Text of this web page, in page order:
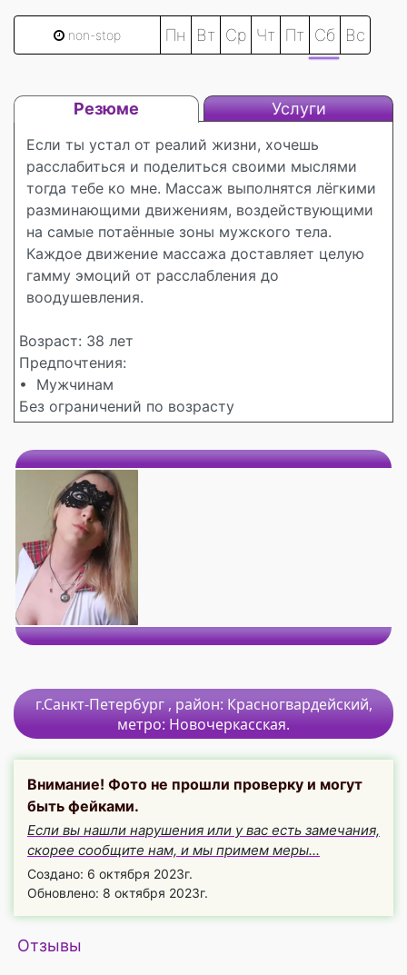
non-stop Пн Вт Ср Чт Пт Сб Вс
Резюме Услуги
Если ты устал от реалий жизни, хочешь
расслабиться и поделиться своими мыслями
тогда тебе ко мне. Массаж выполнятся лёгкими
разминающими движениям, воздействующими
на самые потаённые зоны мужского тела.
Каждое движение массажа доставляет целую
гамму эмоций от расслабления до
воодушевления.
Возраст: 38 лет
Предпочтения:
• Мужчинам
Без ограничений по возрасту
г.Санкт-Петербург, район: Красногвардейский,
метро: Новочеркасская.
Внимание! Фото не прошли проверку и могут
быть фейками.
Если вы нашли нарушения или у вас есть замечания,
скорее сообщите нам, и мы примем меры...
Создано: 6 октября 2023г.
Обновлено: 8 октября 2023г.
Отзывы